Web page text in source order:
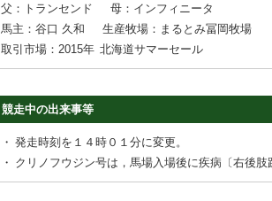
父：トランセンド
母：インフィニータ
馬主：谷口 久和
生産牧場：まるとみ冨岡牧場
取引市場：2015年 北海道サマーセール
競走中の出来事等
・ 発走時刻を１４時０１分に変更。
・ クリノフウジン号は，馬場入場後に疾病〔右後